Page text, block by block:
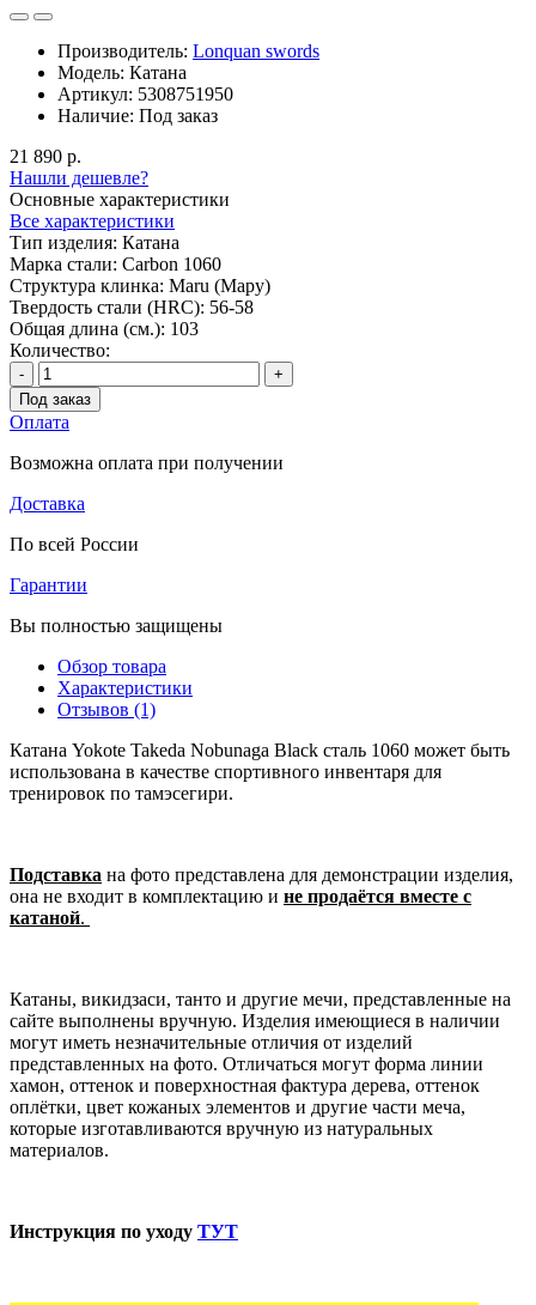
Производитель: Lonquan swords
Модель: Катана
Артикул: 5308751950
Наличие: Под заказ
21 890 р.
Нашли дешевле?
Основные характеристики
Все характеристики
Тип изделия: Катана
Марка стали: Carbon 1060
Структура клинка: Maru (Мару)
Твердость стали (HRC): 56-58
Общая длина (см.): 103
Количество:
-
+
Под заказ
Оплата
Возможна оплата при получении
Доставка
По всей России
Гарантии
Вы полностью защищены
Обзор товара
Характеристики
Отзывов (1)
Катана Yokote Takeda Nobunaga Black сталь 1060 может быть
использована в качестве спортивного инвентаря для
тренировок по тамэсегири.
Подставка на фото представлена для демонстрации изделия,
она не входит в комплектацию и не продаётся вместе с
катаной.
Катаны, викидзаси, танто и другие мечи, представленные на
сайте выполнены вручную. Изделия имеющиеся в наличии
могут иметь незначительные отличия от изделий
представленных на фото. Отличаться могут форма линии
хамон, оттенок и поверхностная фактура дерева, оттенок
оплётки, цвет кожаных элементов и другие части меча,
которые изготавливаются вручную из натуральных
материалов.
Инструкция по уходу ТУТ